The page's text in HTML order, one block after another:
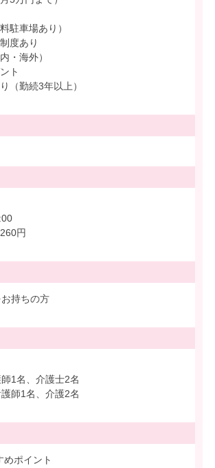
駐車場あり）
度あり
・海外）
ト
（勤続3年以上）
円
持ちの方
1名、介護士2名
師1名、介護2名
めポイント